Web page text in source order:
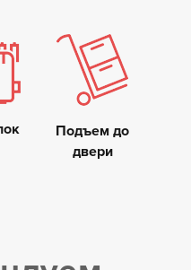
Подъем до
двери